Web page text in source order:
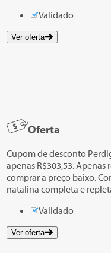
Validado
Ver oferta
Oferta
Cupom de desconto
apenas R$303,53.
comprar a preço baixo.
natalina completa e
Validado
Ver oferta